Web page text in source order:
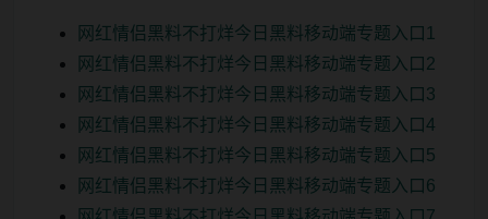
网红情侣黑料不打烊今日黑料移动端专题入口1
网红情侣黑料不打烊今日黑料移动端专题入口2
网红情侣黑料不打烊今日黑料移动端专题入口3
网红情侣黑料不打烊今日黑料移动端专题入口4
网红情侣黑料不打烊今日黑料移动端专题入口5
网红情侣黑料不打烊今日黑料移动端专题入口6